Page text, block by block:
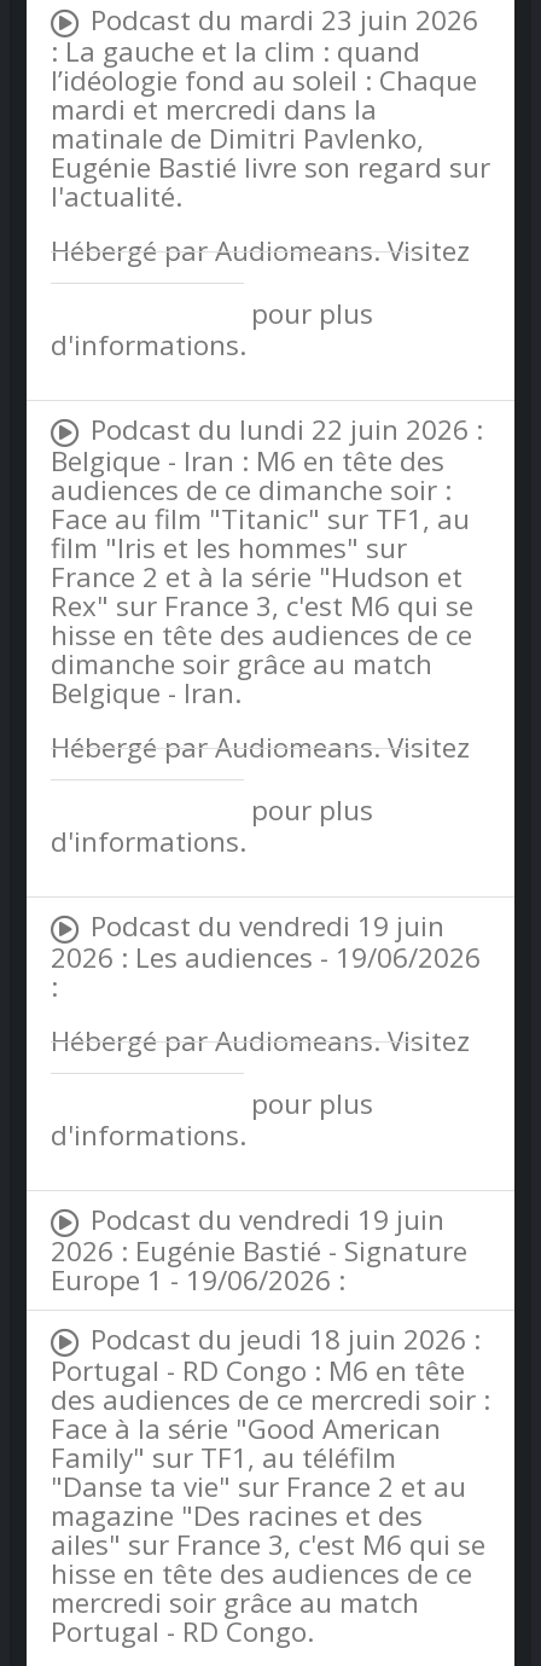
Podcast du mardi 23 juin 2026
: La gauche et la clim : quand
l’idéologie fond au soleil : Chaque
mardi et mercredi dans la
matinale de Dimitri Pavlenko,
Eugénie Bastié livre son regard sur
l'actualité.
Hébergé par Audiomeans. Visitez
audiomeans.fr/politique-de-
pour plus
d'informations.
Podcast du lundi 22 juin 2026 :
Belgique - Iran : M6 en tête des
audiences de ce dimanche soir :
Face au film "Titanic" sur TF1, au
film "Iris et les hommes" sur
France 2 et à la série "Hudson et
Rex" sur France 3, c'est M6 qui se
hisse en tête des audiences de ce
dimanche soir grâce au match
Belgique - Iran.
Hébergé par Audiomeans. Visitez
audiomeans.fr/politique-de-
pour plus
d'informations.
Podcast du vendredi 19 juin
2026 : Les audiences - 19/06/2026
:
Hébergé par Audiomeans. Visitez
audiomeans.fr/politique-de-
pour plus
d'informations.
Podcast du vendredi 19 juin
2026 : Eugénie Bastié - Signature
Europe 1 - 19/06/2026 :
Podcast du jeudi 18 juin 2026 :
Portugal - RD Congo : M6 en tête
des audiences de ce mercredi soir :
Face à la série "Good American
Family" sur TF1, au téléfilm
"Danse ta vie" sur France 2 et au
magazine "Des racines et des
ailes" sur France 3, c'est M6 qui se
hisse en tête des audiences de ce
mercredi soir grâce au match
Portugal - RD Congo.